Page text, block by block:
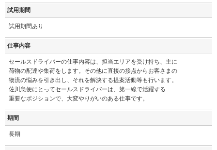
試用期間
試用期間あり
仕事内容
セールスドライバーの仕事内容は、担当エリアを受け持ち、主に
荷物の配達や集荷をします。その他に直接の接点からお客さまの
物流の悩みを引き出し、それを解決する提案活動等も行います。
佐川急便にとってセールスドライバーは、第一線で活躍する
重要なポジションで、大変やりがいのある仕事です。
期間
長期